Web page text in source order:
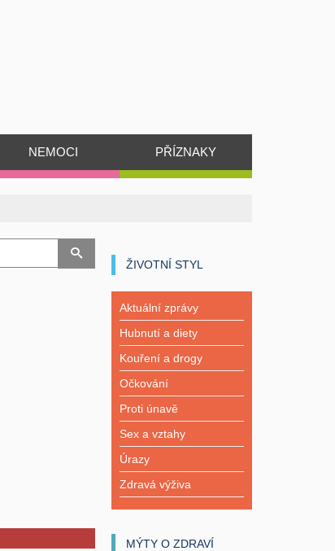
NEMOCI PŘÍZNAKY
ŽIVOTNÍ STYL
Aktuální zprávy
Hubnutí a diety
Kouření a drogy
Očkování
Proti únavě
Sex a vztahy
Úrazy
Zdravá výživa
MÝTY O ZDRAVÍ